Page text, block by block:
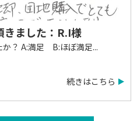
きました：R.I様
か？ A:満足 B:ほぼ満足...
続きはこちら